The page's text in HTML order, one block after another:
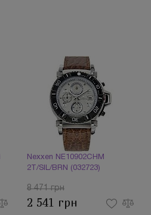
Nexxen NE10902CHM
2T/SIL/BRN (032723)
8 471 грн
2 541 грн